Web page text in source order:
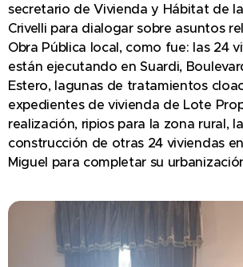
secretario de Vivienda y Hábitat de
Crivelli para dialogar sobre asuntos
Obra Pública local, como fue: las 24
están ejecutando en Suardi,
Estero, lagunas de tratamientos
expedientes de vivienda de Lote
realización, ripios para la zona rural,
construcción de otras 24 viviendas
Miguel para completar su